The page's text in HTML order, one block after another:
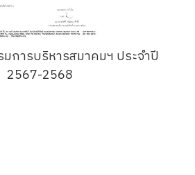
การบริหารสมาคมฯ ประจำปี
2567-2568